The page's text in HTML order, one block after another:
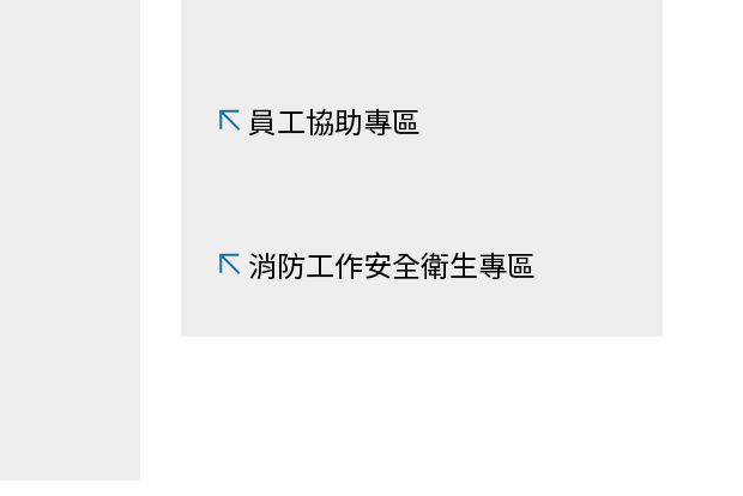
員工協助專區
消防工作安全衛生專區